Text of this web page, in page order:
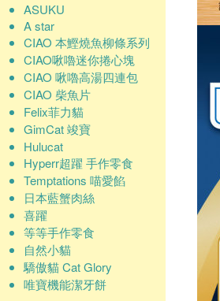
ASUKU
A star
CIAO 本鰹燒魚柳條系列
CIAO啾嚕迷你捲心塊
CIAO 啾嚕高湯四連包
CIAO 柴魚片
Felix菲力貓
GimCat 竣寶
Hulucat
Hyperr超躍 手作零食
Temptations 喵愛餡
日本藍蟹肉絲
喜躍
等等手作零食
自然小貓
驕傲貓 Cat Glory
唯寶機能潔牙餅